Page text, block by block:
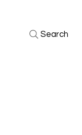
Search